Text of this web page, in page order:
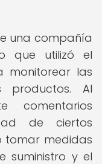
una compañía
que utilizó el
monitorear las
Al
comentarios
de ciertos
tomar medidas
suministro y el